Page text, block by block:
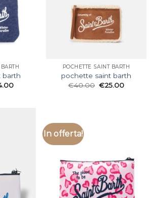
barth
POCHETTE SAINT BARTH
pochette saint barth
€40.00 €25.00
In offerta!